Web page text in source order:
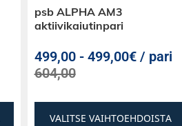
psb ALPHA AM3
aktiivikaiutinpari
499,00- 499,00€ / pari
604,00
VALITSE VAIHTOEHDOISTA